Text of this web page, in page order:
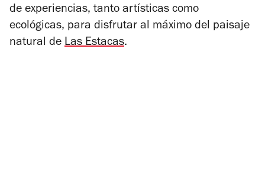
de experiencias, tanto artísticas como
ecológicas, para disfrutar al máximo del paisaje
natural de Las Estacas.